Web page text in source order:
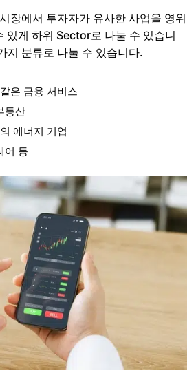
장에서 투자자가 유사한 사업을 영위
있게 하위 Sector로 나눌 수 있습니
지 분류로 나눌 수 있습니다.
은 금융 서비스
동산
에너지 기업
어 등